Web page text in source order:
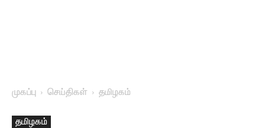
முகப்பு செய்திகள் தமிழகம்
தமிழகம்